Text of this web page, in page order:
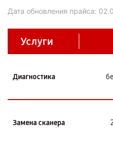
Дата обновления прайса:
Услуги
Диагностика
Замена сканера